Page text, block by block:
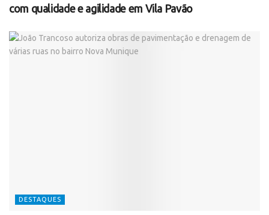
com qualidade e agilidade em Vila Pavão
DESTAQUES